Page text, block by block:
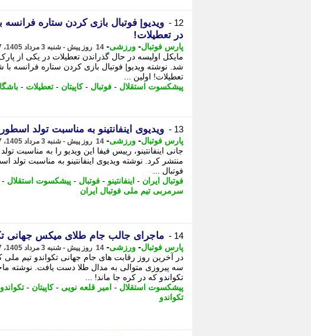
12 -
ویدیو| فوتبال بازی کردن ستاره
در تعطیلات!
پارس فوتبال- ورزشی- 14 روز پیش - شنبه 3 مرداد 1405، 12:47
مایکل اولیسه در حال گذراندن تعطیلات در یکی از
شد. نوشته ویدیو| فوتبال بازی کردن ستاره فرانسه
تعطیلات! اولین ...
پیشکسوت استقلال - فوتبال -کاپیتان - تعطیلات -
13 - ویدیوی اینفانتینو به مناسبت تولد
پارس فوتبال- ورزشی- 14 روز پیش - شنبه 3 مرداد 1405، 12:17
جانی اینفانتینو، رییس فیفا این ویدیو را به مناسبت
منتشر کرد. نوشته ویدیوی اینفانتینو به مناسبت تولد
فوتبال ...
فوتبال ایران - اینفانتینو - فوتبال - پیشکسوت استقلال -
سرمربی تیم ملی فوتبال ایران
14 - ماجرای جالب جام طلای میکس جهانی
پارس فوتبال- ورزشی- 14 روز پیش - شنبه 3 مرداد 1405، 11:37
در آخرین روز رقابت های جام جهانی تکواندو تیم
سه پیروزی متوالی به مدال طلا دست یافت. نوشته
تکواندو که در کره جا ماند! ...
پیشکسوت استقلال - امیر قلعه نویی -کاپیتان - تکواندو
تکواندو